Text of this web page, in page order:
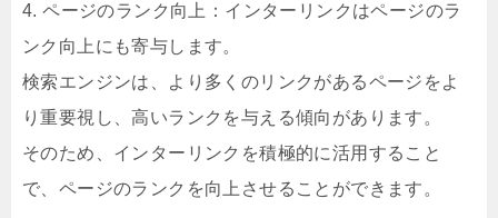
4. ページのランク向上：インターリンクはページのラ
ンク向上にも寄与します。
検索エンジンは、より多くのリンクがあるページをよ
り重要視し、高いランクを与える傾向があります。
そのため、インターリンクを積極的に活用すること
で、ページのランクを向上させることができます。